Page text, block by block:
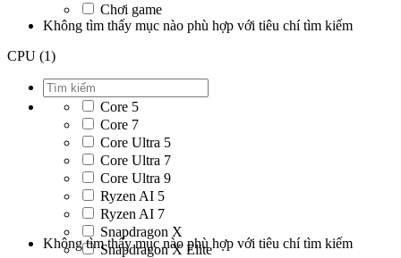
Chơi game
Không tìm thấy mục nào phù hợp với tiêu chí tìm kiếm
CPU (1)
Core 5
Core 7
Core Ultra 5
Core Ultra 7
Core Ultra 9
Ryzen AI 5
Ryzen AI 7
Snapdragon X
Snapdragon X Elite
Không tìm thấy mục nào phù hợp với tiêu chí tìm kiếm